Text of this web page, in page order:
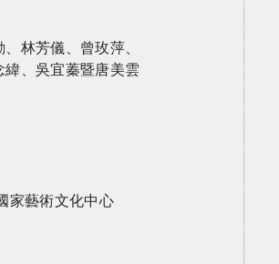
林芳儀、曾玫萍、
、吳宜蓁暨唐美雲
家藝術文化中心